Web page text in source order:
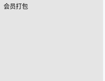
会员打包